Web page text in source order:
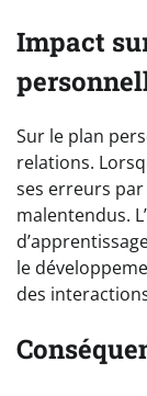
Impact
Sur le plan
relations.
ses erreurs
malentendus.
le
des